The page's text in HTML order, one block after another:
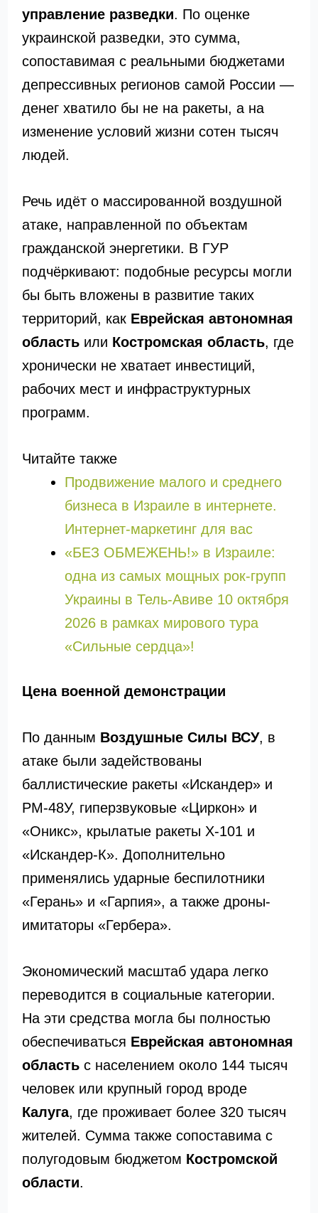
управление разведки. По оценке
украинской разведки, это сумма,
сопоставимая с реальными бюджетами
депрессивных регионов самой России —
денег хватило бы не на ракеты, а на
изменение условий жизни сотен тысяч
людей.
Речь идёт о массированной воздушной
атаке, направленной по объектам
гражданской энергетики. В ГУР
подчёркивают: подобные ресурсы могли
бы быть вложены в развитие таких
территорий, как Еврейская автономная
областьили Костромская область, где
хронически не хватает инвестиций,
рабочих мест и инфраструктурных
программ.
Читайте также
Продвижение малого и среднего
бизнеса в Израиле в интернете.
Интернет-маркетинг для вас
«БЕЗ ОБМЕЖЕНЬ!» в Израиле:
одна из самых мощных рок-групп
Украины в Тель-Авиве 10 октября
2026 в рамках мирового тура
«Сильные сердца»!
Цена военной демонстрации
По данным Воздушные Силы ВСУ, в
атаке были задействованы
баллистические ракеты «Искандер» и
РМ-48У, гиперзвуковые «Циркон» и
«Оникс», крылатые ракеты Х-101 и
«Искандер-К». Дополнительно
применялись ударные беспилотники
«Герань» и «Гарпия», а также дроны-
имитаторы «Гербера».
Экономический масштаб удара легко
переводится в социальные категории.
На эти средства могла бы полностью
обеспечиваться Еврейская автономная
областьс населением около 144 тысяч
человек или крупный город вроде
Калуга, где проживает более 320 тысяч
жителей. Сумма также сопоставима с
полугодовым бюджетом Костромской
области.